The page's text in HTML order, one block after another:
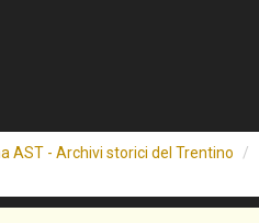
AST - Archivi storici del Trentino